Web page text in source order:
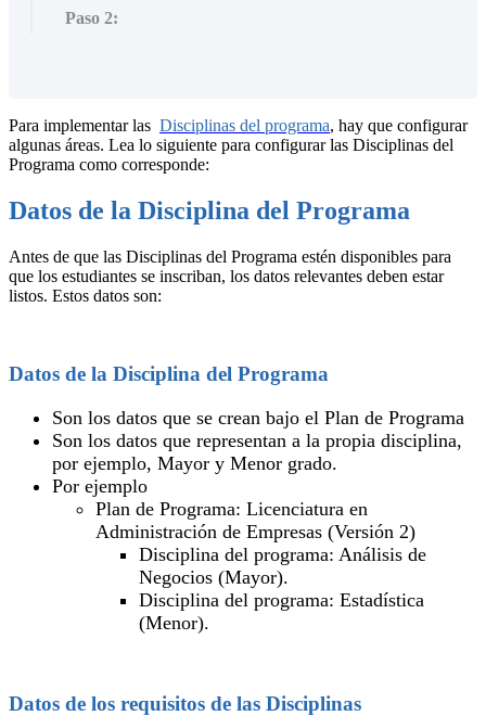
Paso 2:
Para implementar las Disciplinas del programa, hay que configurar
algunas áreas. Lea lo siguiente para configurar las Disciplinas del
Programa como corresponde:
Datos de la Disciplina del Programa
Antes de que las Disciplinas del Programa estén disponibles para
que los estudiantes se inscriban, los datos relevantes deben estar
listos. Estos datos son:
Datos de la Disciplina del Programa
Son los datos que se crean bajo el Plan de Programa
Son los datos que representan a la propia disciplina,
por ejemplo, Mayor y Menor grado.
Por ejemplo
Plan de Programa: Licenciatura en
Administración de Empresas (Versión 2)
Disciplina del programa: Análisis de
Negocios (Mayor).
Disciplina del programa: Estadística
(Menor).
Datos de los requisitos de las Disciplinas